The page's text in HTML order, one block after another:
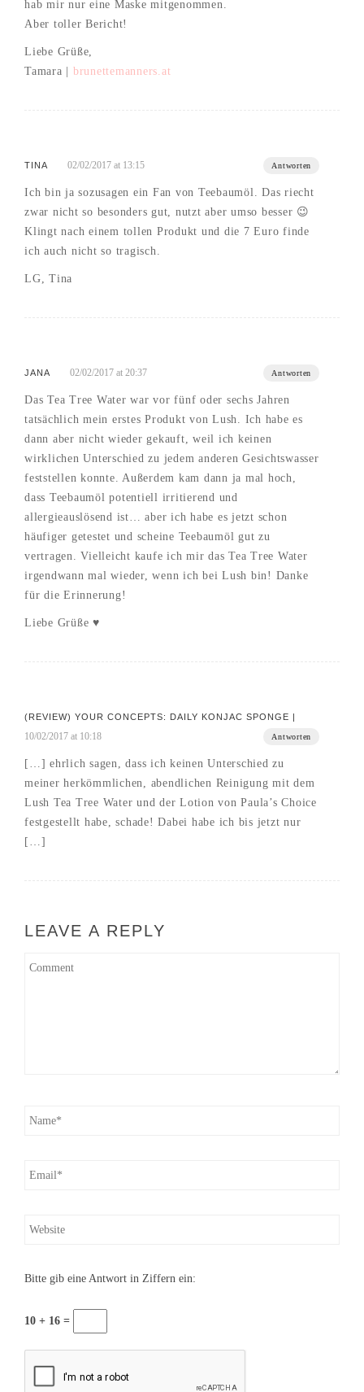
hab mir nur eine Maske mitgenommen.
Aber toller Bericht!
Liebe Grüße,
Tamara | brunettemanners.at
TINA 02/02/2017 at 13:15 Antworten
Ich bin ja sozusagen ein Fan von Teebaumöl. Das riecht
zwar nicht so besonders gut, nutzt aber umso besser 😉
Klingt nach einem tollen Produkt und die 7 Euro finde
ich auch nicht so tragisch.
LG, Tina
JANA 02/02/2017 at 20:37 Antworten
Das Tea Tree Water war vor fünf oder sechs Jahren
tatsächlich mein erstes Produkt von Lush. Ich habe es
dann aber nicht wieder gekauft, weil ich keinen
wirklichen Unterschied zu jedem anderen Gesichtswasser
feststellen konnte. Außerdem kam dann ja mal hoch,
dass Teebaumöl potentiell irritierend und
allergieauslösend ist… aber ich habe es jetzt schon
häufiger getestet und scheine Teebaumöl gut zu
vertragen. Vielleicht kaufe ich mir das Tea Tree Water
irgendwann mal wieder, wenn ich bei Lush bin! Danke
für die Erinnerung!
Liebe Grüße ♥
(REVIEW) YOUR CONCEPTS: DAILY KONJAC SPONGE |
10/02/2017 at 10:18 Antworten
[…] ehrlich sagen, dass ich keinen Unterschied zu
meiner herkömmlichen, abendlichen Reinigung mit dem
Lush Tea Tree Water und der Lotion von Paula’s Choice
festgestellt habe, schade! Dabei habe ich bis jetzt nur
[…]
LEAVE A REPLY
Bitte gib eine Antwort in Ziffern ein:
10 + 16 =